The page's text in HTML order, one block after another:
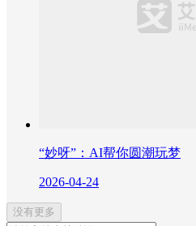
“妙呀”：AI帮你圆潮玩梦
2026-04-24
没有更多